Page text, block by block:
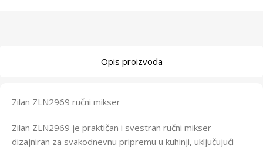
Opis proizvoda
Zilan ZLN2969 ručni mikser
Zilan ZLN2969 je praktičan i svestran ručni mikser
dizajniran za svakodnevnu pripremu u kuhinji, uključujući